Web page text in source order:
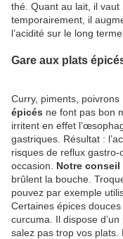
thé. Quant au lait, il vaut
temporairement, il
l’acidité sur le long terme.
Gare aux plats
Curry, piments, poivrons
épicés ne font pas bon
irritent en effet
gastriques. Résultat :
risques de reflux
occasion. Notre conseil
brûlent la bouche.
pouvez par exemple
Certaines épices
curcuma. Il dispose
salez pas trop vos